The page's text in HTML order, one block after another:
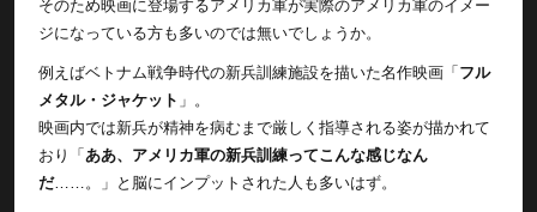
そのため映画に登場するアメリカ軍が実際のアメリカ軍のイメー
ジになっている方も多いのでは無いでしょうか。
例えばベトナム戦争時代の新兵訓練施設を描いた名作映画「 フル
メタル・ジャケット 」。
映画内では新兵が精神を病むまで厳しく指導される姿が描かれて
おり「 ああ、アメリカ軍の新兵訓練ってこんな感じなん
だ……。」と脳にインプットされた人も多いはず。